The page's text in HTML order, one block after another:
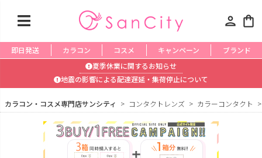
person shopping_bag
即日発送 カラコン コスメ キャンペーン
ブランド
夏季休業に関するお知らせ
地震の影響による配達遅延・集荷停止について
カラコン・コスメ専門店サンシティ コンタクトレンズ カラーコンタクト